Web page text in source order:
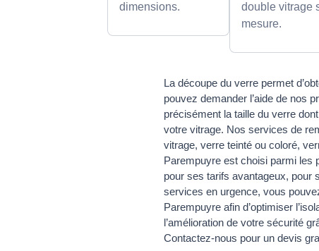
dimensions.
double vitrage
mesure.
La découpe du verre permet
pouvez demander l’aide de nos
précisément la taille du verre
votre vitrage. Nos services de
vitrage, verre teinté ou coloré,
Parempuyre est choisi parmi les
pour ses tarifs avantageux, pour
services en urgence, vous
Parempuyre afin d’optimiser
l’amélioration de votre sécurité
Contactez-nous pour un devis